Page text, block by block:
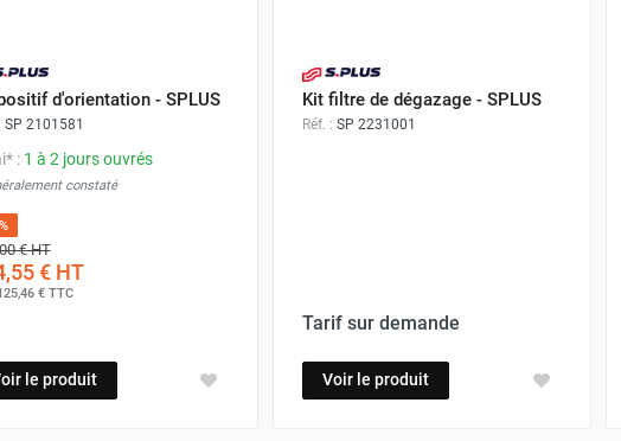
d'orientation - SPLUS
SP 2101581
: 1 à 2 jours ouvrés
constaté
€HT
€HT
€TTC
le produit
Kit filtre de dégazage - SPLUS
Réf. : SP 2231001
Tarif sur demande
Voir le produit